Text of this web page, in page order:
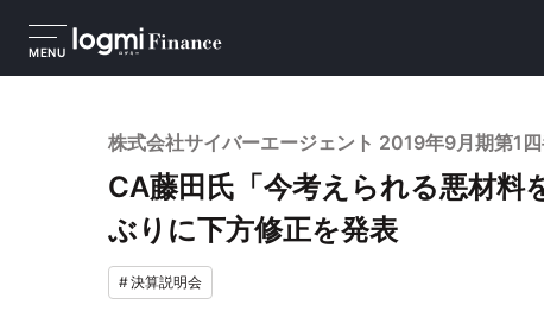
MENU
株式会社サイバーエージェント 2019年9月期第1
CA藤田氏「今考えられる悪材料
ぶりに下方修正を発表
#決算説明会